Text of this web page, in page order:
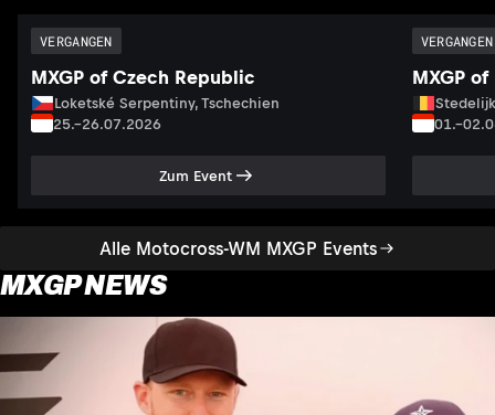
Alle Motocross-WM MXGP Events
VERGANGEN
MXGP of Czech Republic
Loketské Serpentiny, Tschechien
25.–26.07.2026
Zum Event
VERGANGEN
MXGP
MXGP NEWS